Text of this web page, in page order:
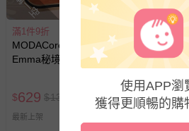
滿1件9折
MODACore 摩達客 - 摩達客-
Emma秘境森林系列 摯愛 婚禮
$629 $1379
最新上架
滿1
境
手辦
$
使用APP瀏
獲得更順暢的購